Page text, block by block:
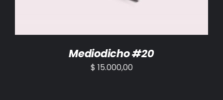
Mediodicho #20
$ 15.000,00